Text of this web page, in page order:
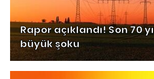
Rapor açıklandı! Son 70
büyük şoku